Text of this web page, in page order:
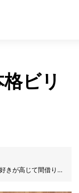
ビリ
きが高じて間借り飲